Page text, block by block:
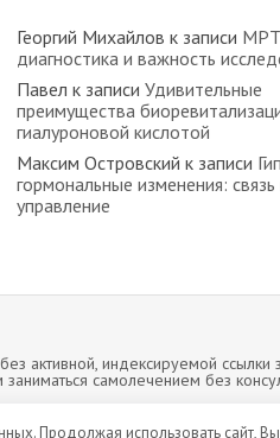
Георгий Михайлов к записи МРТ
диагностика и важность
Павел к записиУдивительные
преимущества
гиалуроновой кислотой
Максим Островский к записи
гормональные изменения: связь
управление
активной, индексируемой
самолечением без
Продолжая использовать сайт,